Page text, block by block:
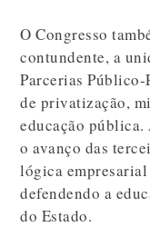
O Congresso
contundente, a
Parcerias Público-
de privatização,
educação
o avanço das
lógica
defendendo a
do Estado.